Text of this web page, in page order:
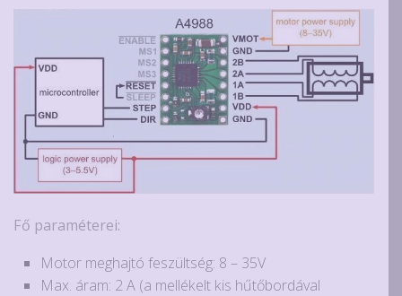
Fő paraméterei:
Motor meghajtó feszültség: 8 – 35V
Max. áram: 2 A (a mellékelt kis hűtőbordával